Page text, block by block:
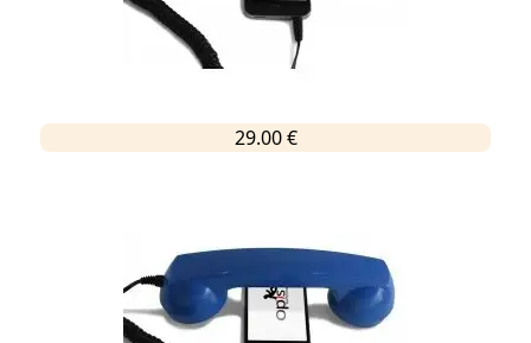
29.00 €